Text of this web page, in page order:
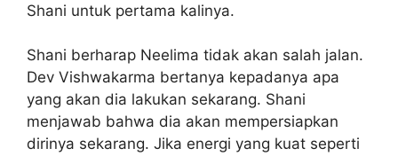
Shani untuk pertama kalinya.
Shani berharap Neelima tidak akan salah jalan.
Dev Vishwakarma bertanya kepadanya apa
yang akan dia lakukan sekarang. Shani
menjawab bahwa dia akan mempersiapkan
dirinya sekarang. Jika energi yang kuat seperti